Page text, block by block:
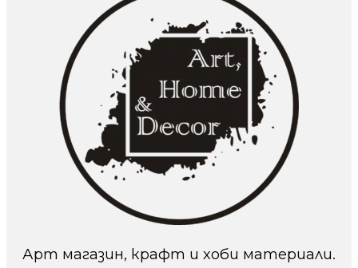
Арт магазин, крафт и хоби материали.